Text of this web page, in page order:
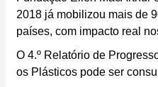
2018 já mobilizou mais de
países, com impacto real
O 4.º Relatório de
os Plásticos pode ser